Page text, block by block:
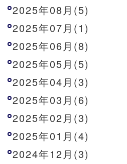
2025年08月(5)
2025年07月(1)
2025年06月(8)
2025年05月(5)
2025年04月(3)
2025年03月(6)
2025年02月(3)
2025年01月(4)
2024年12月(3)